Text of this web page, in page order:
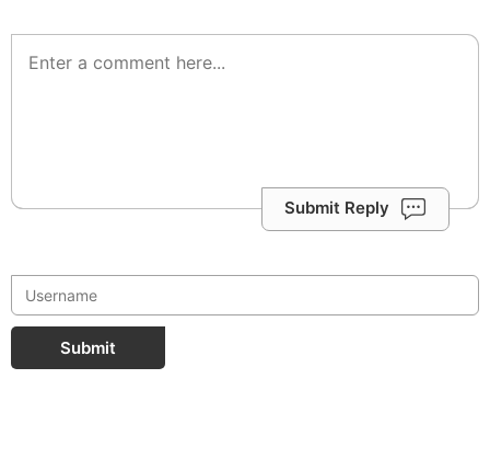
Submit Reply
Submit